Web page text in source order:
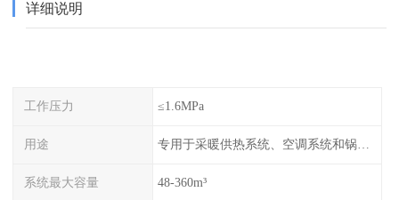
详细说明
工作压力 ≤1.6MPa
用途 专用于采暖供热系统、空调系统和锅炉的稳压补水
系统最大容量 48-360m³